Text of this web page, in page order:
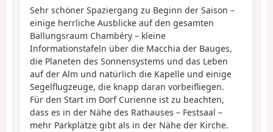
Sehr schöner Spaziergang zu Beginn der Saison –
einige herrliche Ausblicke auf den gesamten
Ballungsraum Chambéry – kleine
Informationstafeln über die Macchia der Bauges,
die Planeten des Sonnensystems und das Leben
auf der Alm und natürlich die Kapelle und einige
Segelflugzeuge, die knapp daran vorbeifliegen.
Für den Start im Dorf Curienne ist zu beachten,
dass es in der Nähe des Rathauses – Festsaal –
mehr Parkplätze gibt als in der Nähe der Kirche.